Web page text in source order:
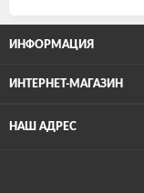
ИНФОРМАЦИЯ
ИНТЕРНЕТ-МАГАЗИН
НАШ АДРЕС